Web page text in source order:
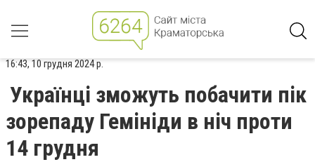
16:43, 10 грудня 2024 р.
Українці зможуть побачити пік
зорепаду Гемініди в ніч проти
14 грудня